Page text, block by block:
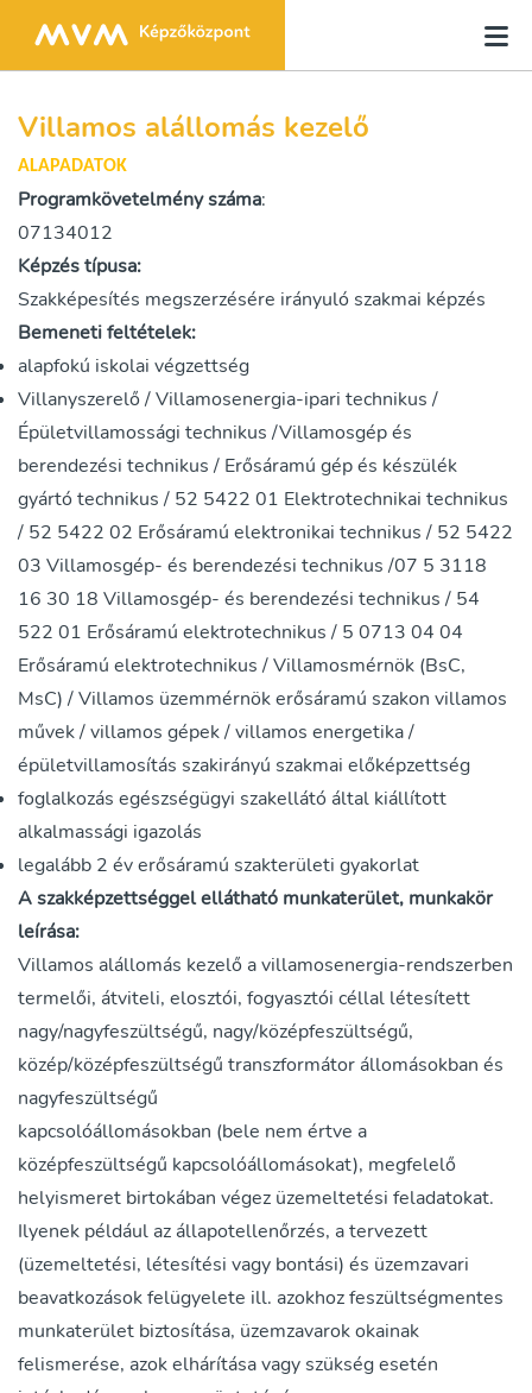
Villamos alállomás kezelő
ALAPADATOK
Programkövetelmény száma:
07134012
Képzés típusa:
Szakképesítés megszerzésére irányuló szakmai képzés
Bemeneti feltételek:
alapfokú iskolai végzettség
Villanyszerelő / Villamosenergia-ipari technikus /
Épületvillamossági technikus /Villamosgép és
berendezési technikus / Erősáramú gép és készülék
gyártó technikus / 52 5422 01 Elektrotechnikai technikus
/ 52 5422 02 Erősáramú elektronikai technikus / 52 5422
03 Villamosgép- és berendezési technikus /07 5 3118
16 30 18 Villamosgép- és berendezési technikus / 54
522 01 Erősáramú elektrotechnikus / 5 0713 04 04
Erősáramú elektrotechnikus / Villamosmérnök (BsC,
MsC) / Villamos üzemmérnök erősáramú szakon villamos
művek / villamos gépek / villamos energetika /
épületvillamosítás szakirányú szakmai előképzettség
foglalkozás egészségügyi szakellátó által kiállított
alkalmassági igazolás
legalább 2 év erősáramú szakterületi gyakorlat
A szakképzettséggel ellátható munkaterület, munkakör
leírása:
Villamos alállomás kezelő a villamosenergia-rendszerben
termelői, átviteli, elosztói, fogyasztói céllal létesített
nagy/nagyfeszültségű, nagy/középfeszültségű,
közép/középfeszültségű transzformátor állomásokban és
nagyfeszültségű
kapcsolóállomásokban (bele nem értve a
középfeszültségű kapcsolóállomásokat), megfelelő
helyismeret birtokában végez üzemeltetési feladatokat.
Ilyenek például az állapotellenőrzés, a tervezett
(üzemeltetési, létesítési vagy bontási) és üzemzavari
beavatkozások felügyelete ill. azokhoz feszültségmentes
munkaterület biztosítása, üzemzavarok okainak
felismerése, azok elhárítása vagy szükség esetén